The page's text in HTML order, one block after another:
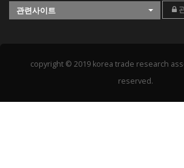
관련사이트
copyright © 2019 korea trade research
reserved.